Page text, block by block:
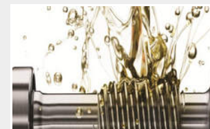
(FISPQ). Composição do produto